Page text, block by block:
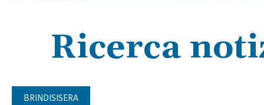
Ricerca
BRINDISISERA